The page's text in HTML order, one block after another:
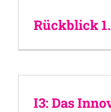
Rückblick
I3: Das